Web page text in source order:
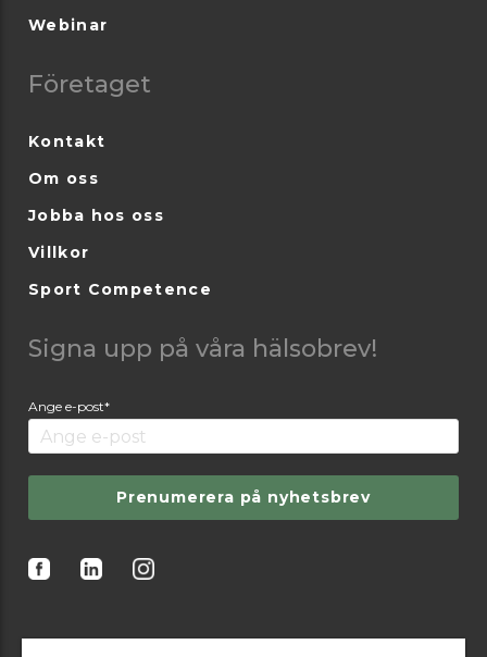
Webinar
Företaget
Kontakt
Om oss
Jobba hos oss
Villkor
Sport Competence
Signa upp på våra hälsobrev!
Ange e-post*
Prenumerera på nyhetsbrev